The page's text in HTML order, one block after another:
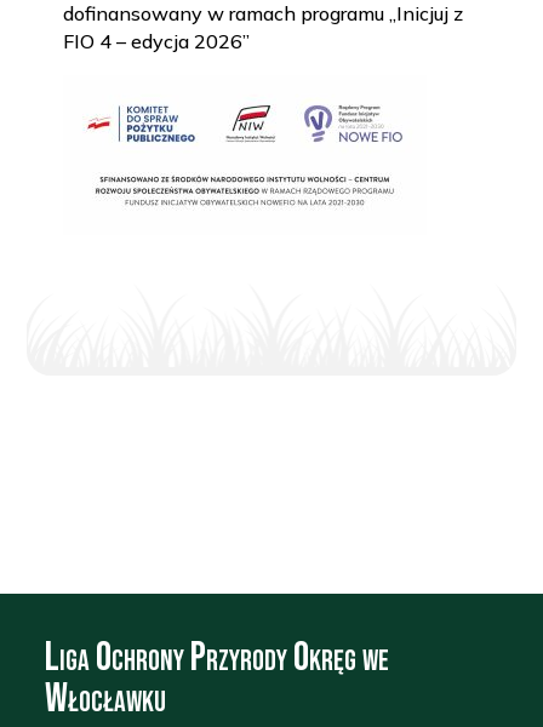
dofinansowany w ramach programu „Inicjuj z
FIO 4 – edycja 2026”
Liga Ochrony Przyrody Okręg we
Włocławku